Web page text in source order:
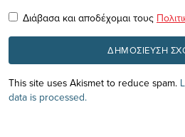
Διάβασα και αποδέχομαι τους
This site uses Akismet to reduce spam.
data is processed.